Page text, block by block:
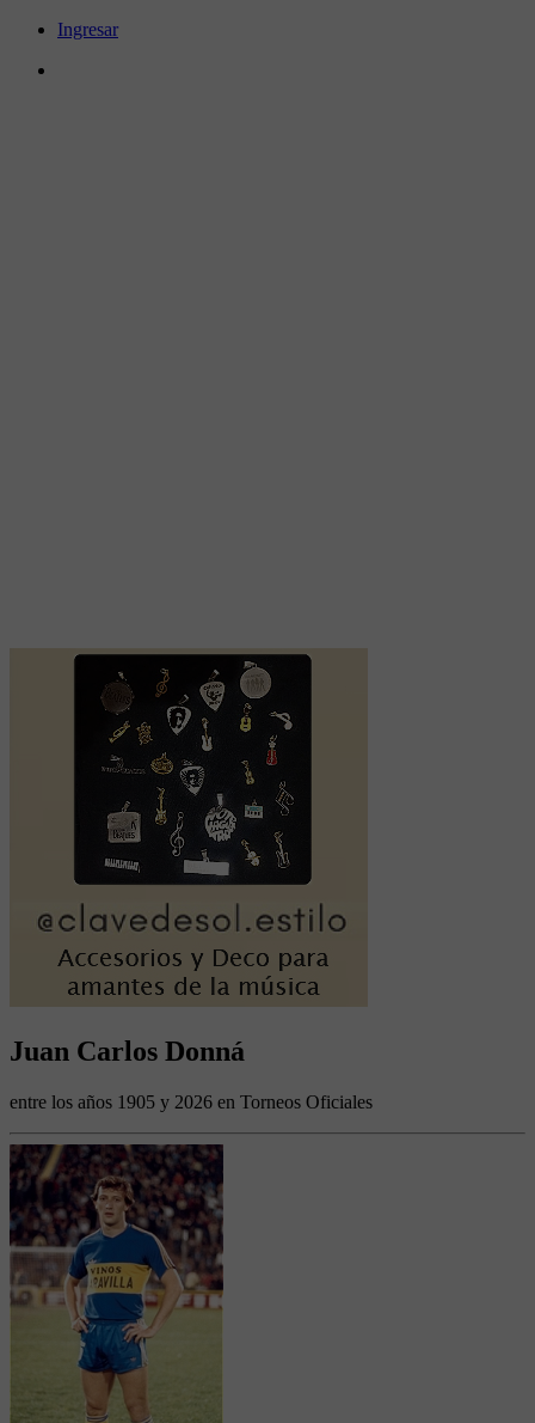
Ingresar
Juan Carlos Donná
entre los años 1905 y 2026 en Torneos Oficiales